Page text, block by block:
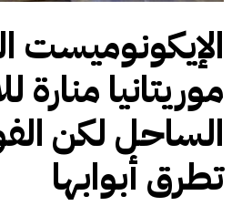
الإيكونوميست
موريتانيا منارة
الساحل لكن
تطرق أبوابها